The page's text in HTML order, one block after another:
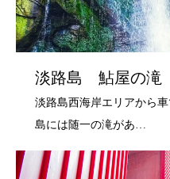
淡路島 鮎屋の滝